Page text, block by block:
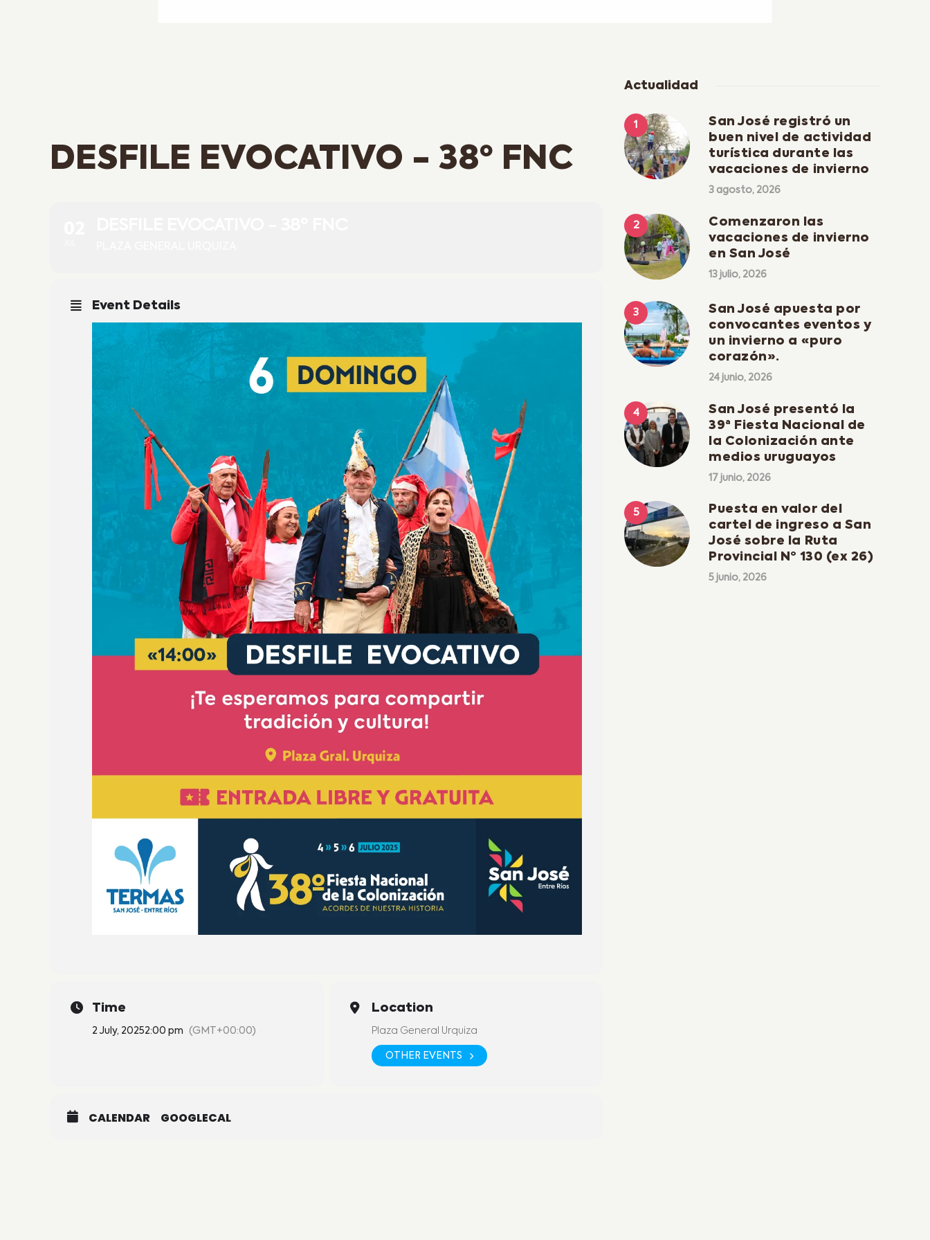
DESFILE EVOCATIVO - 38º FNC
Event Details
Time
2 July, 20252:00 pm (GMT+00:00)
Location
Plaza General Urquiza
OTHER EVENTS
CALENDAR GOOGLECAL
Actualidad
San José registró un
buen nivel de actividad
turística durante las
vacaciones de invierno
3 agosto, 2026
Comenzaron las
vacaciones de invierno
en San José
13 julio, 2026
San José apuesta por
convocantes eventos y
un invierno a «puro
corazón».
24 junio, 2026
San José presentó la
39ª Fiesta Nacional de
la Colonización ante
medios uruguayos
17 junio, 2026
Puesta en valor del
cartel de ingreso a San
José sobre la Ruta
Provincial Nº 130 (ex 26)
5 junio, 2026